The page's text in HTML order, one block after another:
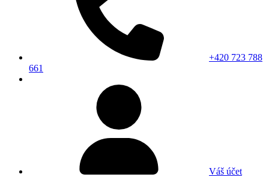
+420 723 788
661
Váš účet